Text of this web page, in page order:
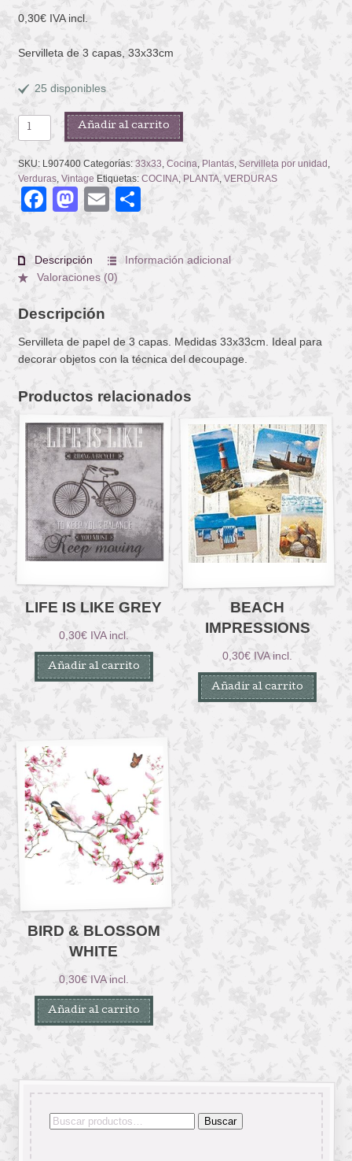
0,30€ IVA incl.
Servilleta de 3 capas, 33x33cm
25 disponibles
CULINARIX
HERBS
cantidad
Añadir al carrito
SKU: L907400 Categorías: 33x33 Cocina Plantas, Servilleta por unidad
Verduras, Vintage Etiquetas: COCINA, PLANTA, VERDURAS
Facebook
Mastodon
EmailCompartir
Descripción
Información adicional
Valoraciones (0)
Descripción
Servilleta de papel de 3 capas. Medidas 33x33cm. Ideal para
decorar objetos con la técnica del decoupage.
Productos relacionados
LIFE IS LIKE GREY
0,30€ IVA incl.
Añadir al carrito
BEACH
IMPRESSIONS
0,30€ IVA incl.
Añadir al carrito
BIRD & BLOSSOM
WHITE
0,30€ IVA incl.
Añadir al carrito
Buscar
Buscar